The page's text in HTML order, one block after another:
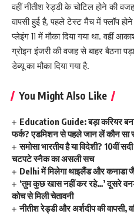
वहीं नीतीश रेड्डी के चोटिल होने की
वापसी हुई है, पहले टेस्ट मैच में फ्लॉप
प्लेइंग 11 में मौका दिया गया था. वहीं
ग्रोइन इंजरी की वजह से बाहर बैठना
डेब्यू का मौका दिया गया है.
You Might Also Like
Education Guide: बड़ा करियर
फर्क? एडमिशन से पहले जान लें कौन सा
समोसा भारतीय है या विदेशी?
चटपटे स्नैक का असली सच
Delhi में मिलेगा थाइलैंड और कनाडा
‘तुम कुछ खास नहीं कर रहे…’ दूसरे
कोच से मिली चेतावनी
नीतीश रेड्डी और अर्शदीप की